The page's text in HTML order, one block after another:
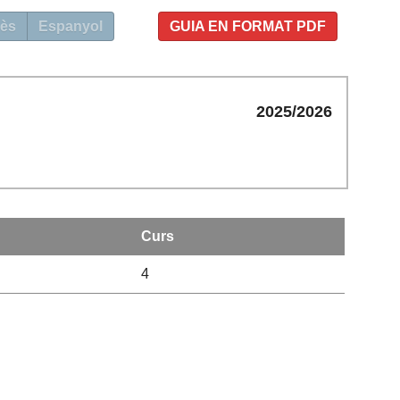
GUIA EN FORMAT PDF
Espanyol
2025/2026
Curs
4